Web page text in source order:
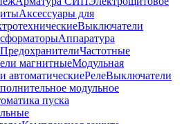
Аксессуары для
Выключатели
Аппаратура
ПредохранителиЧастотные
магнитныеМодульная
автоматическиеРелеВыключатели
модульное
пуска